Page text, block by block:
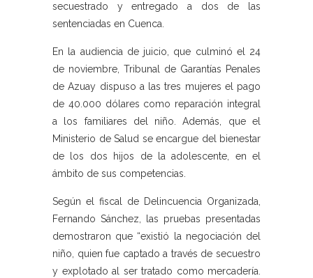
secuestrado y entregado a dos de las
sentenciadas en Cuenca.
En la audiencia de juicio, que culminó el 24
de noviembre, Tribunal de Garantías Penales
de Azuay dispuso a las tres mujeres el pago
de 40.000 dólares como reparación integral
a los familiares del niño. Además, que el
Ministerio de Salud se encargue del bienestar
de los dos hijos de la adolescente, en el
ámbito de sus competencias.
Según el fiscal de Delincuencia Organizada,
Fernando Sánchez, las pruebas presentadas
demostraron que “existió la negociación del
niño, quien fue captado a través de secuestro
y explotado al ser tratado como mercadería.